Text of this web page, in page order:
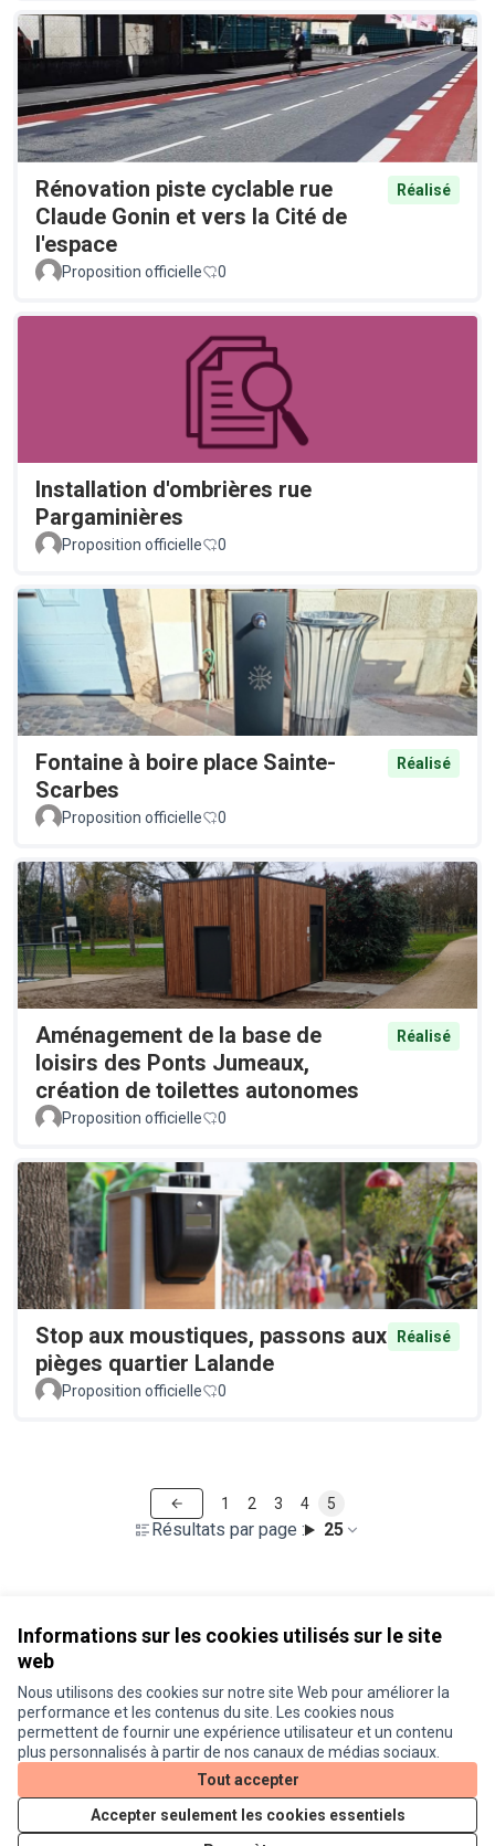
Informations sur les cookies utilisés sur le site
web
Nous utilisons des cookies sur notre site Web pour améliorer la
performance et les contenus du site. Les cookies nous
permettent de fournir une expérience utilisateur et un contenu
plus personnalisés à partir de nos canaux de médias sociaux.
Tout accepter
Accepter seulement les cookies essentiels
Rénovation piste cyclable rue
Claude Gonin et vers la Cité de
l'espace
Réalisé
Proposition officielle 0
Installation d'ombrières rue
Pargaminières
Proposition officielle 0
Fontaine à boire place Sainte-
Scarbes
Réalisé
Proposition officielle 0
Aménagement de la base de
loisirs des Ponts Jumeaux,
création de toilettes autonomes
Réalisé
Proposition officielle 0
Stop aux moustiques, passons aux
pièges quartier Lalande
Réalisé
Proposition officielle 0
Résultats par page : 25
1 2 3 4 5
Conditions d'utilisation
Paramètres des cookies
Je participe ! sur X
(Lien externe)
Je participe ! sur Facebook
Je participe ! sur Instagram
Licence
(Lien